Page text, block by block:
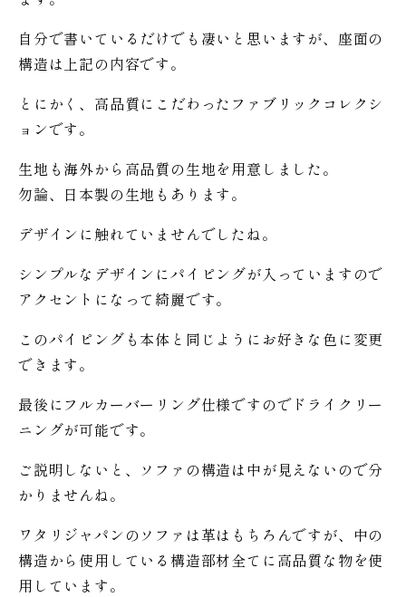
自分で書いているだけでも凄いと思いますが、座面の
構造は上記の内容です。
とにかく、高品質にこだわったファブリックコレクシ
ョンです。
生地も海外から高品質の生地を用意しました。
勿論、日本製の生地もあります。
デザインに触れていませんでしたね。
シンプルなデザインにパイピングが入っていますので
アクセントになって綺麗です。
このパイピングも本体と同じようにお好きな色に変更
できます。
最後にフルカーバーリング仕様ですのでドライクリー
ニングが可能です。
ご説明しないと、ソファの構造は中が見えないので分
かりませんね。
ワタリジャパンのソファは革はもちろんですが、中の
構造から使用している構造部材全てに高品質な物を使
用しています。